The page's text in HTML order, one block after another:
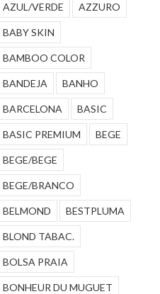
AZUL/VERDE AZZURO
BABY SKIN
BAMBOO COLOR
BANDEJA BANHO
BARCELONA BASIC
BASIC PREMIUM BEGE
BEGE/BEGE
BEGE/BRANCO
BELMOND BESTPLUMA
BLOND TABAC.
BOLSA PRAIA
BONHEUR DU MUGUET